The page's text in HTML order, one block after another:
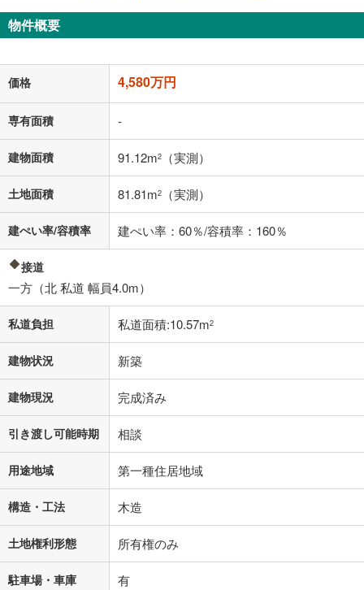
ボーナス払いの限度額は金融機関によって異なります。
閉じる
月々の返済額
上、ご自身での入力をお願いいたします。初期設定で自動入力されてい
る値は、実際の金融機関等における貸出金利とは何ら関係がなく、実際
の金融機関等における貸出金利を何ら保証するものではありません。返
適用した場合の計算結果を表示しています。
その他月額費用や、初期費用がかかります。ご注意ください。実際にお
借り入れの際は各金融機関等に、必ずご自身でご確認をお願いいたしま
す。
条件によってお借り入れができないことがあります。
不動産会社に購入相談をする 無料
物件概要
価格 4,580万円
専有面積 -
建物面積 91.12m2 （実測）
土地面積 81.81m2 （実測）
建ぺい率/容積率 建ぺい率：60％/容積率：160％
接道
一方（北 私道 幅員4.0m）
私道負担 私道面積:10.57m2
建物状況 新築
建物現況 完成済み
引き渡し可能時期 相談
用途地域 第一種住居地域
構造・工法 木造
土地権利形態 所有権のみ
駐車場・車庫 有